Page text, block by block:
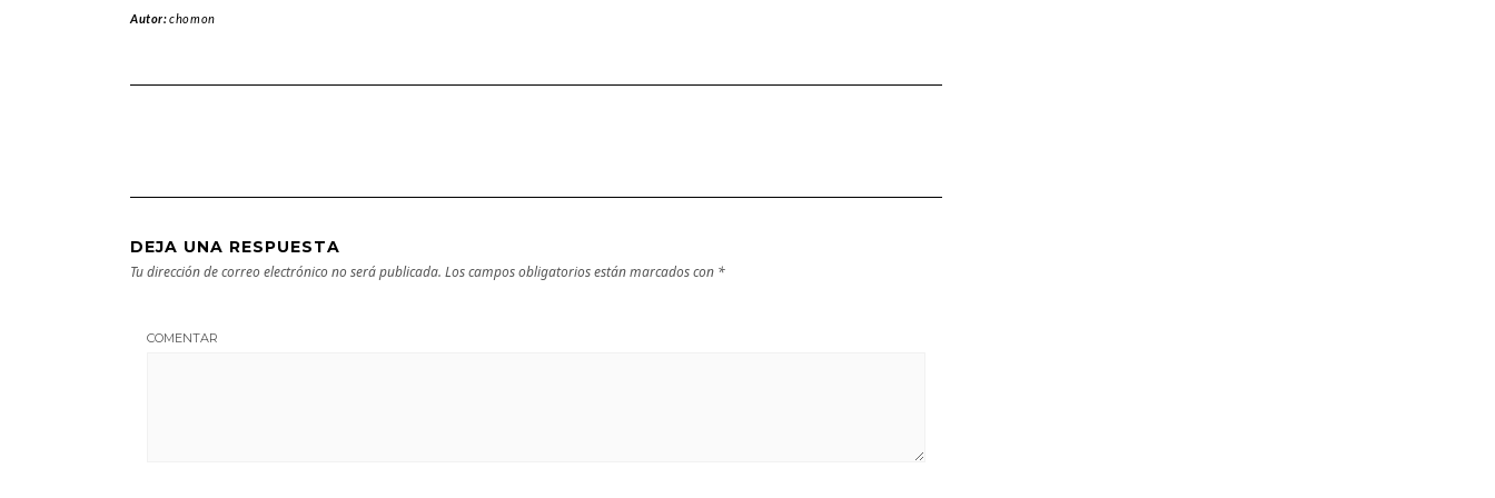
Autor:chomon
DEJA UNA RESPUESTA
Tu dirección de correo electrónico no será publicada. Los campos obligatorios están marcados con *
COMENTAR